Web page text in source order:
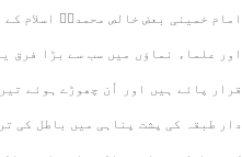
امام خمینی بعض خالص محمدیؐ اسلام
اور علماء نماؤں میں سب سے بڑا فرق
قرار پائے ہیں اور اُن چھوڑے ہوئے
دار طبقہ کی پشت پناہی میں باطل کی